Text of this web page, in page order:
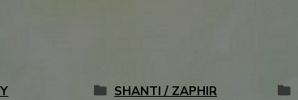
SHANTI / ZAPHIR